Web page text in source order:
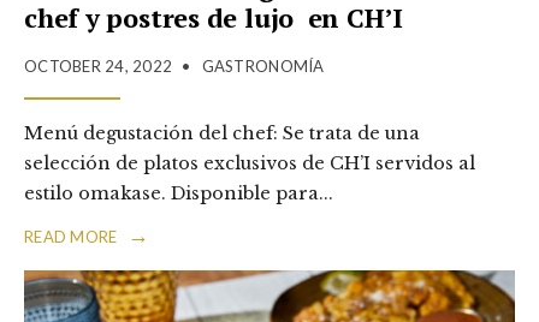
chef y postres de lujo en CH’I
OCTOBER 24, 2022 • GASTRONOMÍA
Menú degustación del chef: Se trata de una
selección de platos exclusivos de CH’I servidos al
estilo omakase. Disponible para...
READ MORE →